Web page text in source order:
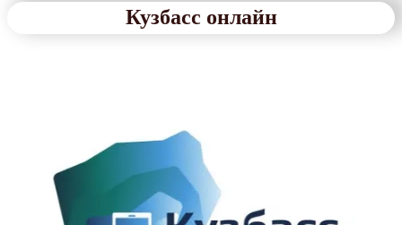
Кузбасс онлайн